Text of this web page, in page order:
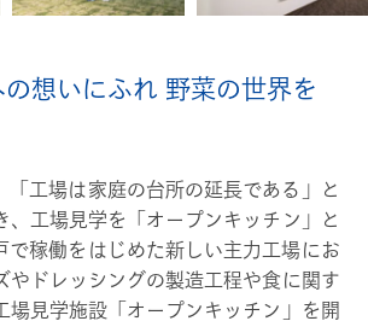
想いにふれ 野菜の世界を
「工場は家庭の台所の延長である」と
、工場見学を「オープンキッチン」と
で稼働をはじめた新しい主力工場にお
やドレッシングの製造工程や食に関す
場見学施設「オープンキッチン」を開